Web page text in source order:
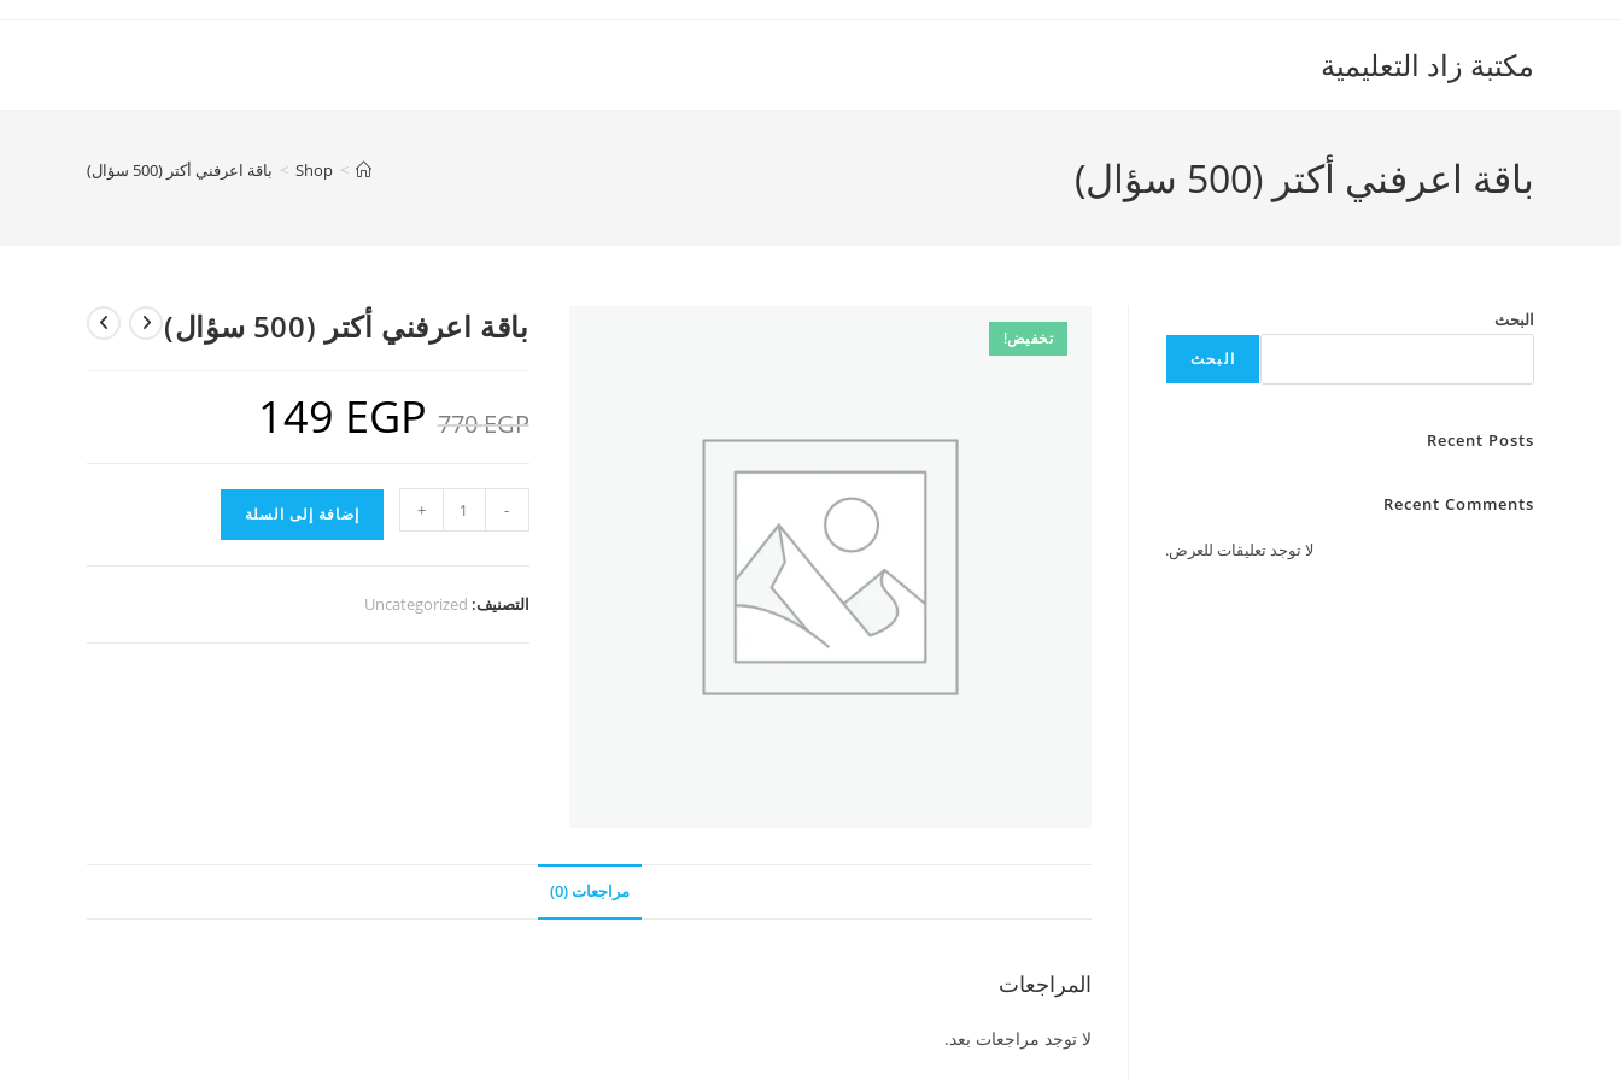
مكتبة زاد التعليمية
باقة اعرفني أكتر (500 سؤال) >
Shop
> باقة اعرفني أكتر (500 سؤال)
تخفيض! باقة اعرفني أكتر (500 سؤال)
770EGP
السعر
الأصلي
هو: 149 EGP
باقة
أكتر
-
+ إضافة إلى السلة
التصنيف: Uncategorized
مراجعات (0)
المراجعات
لا توجد مراجعات بعد.
البحث
البحث
Recent Posts
Recent Comments
لا توجد تعليقات للعرض.